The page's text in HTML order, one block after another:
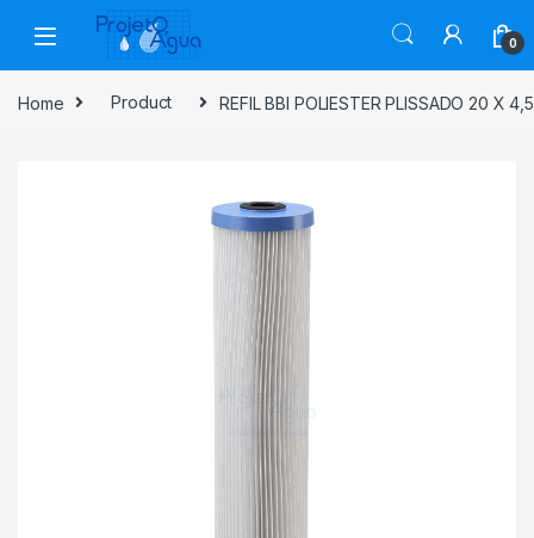
Skip to navigation
Skip to content
0
Home Product REFIL BBI POLIESTER PLISSADO 20 X